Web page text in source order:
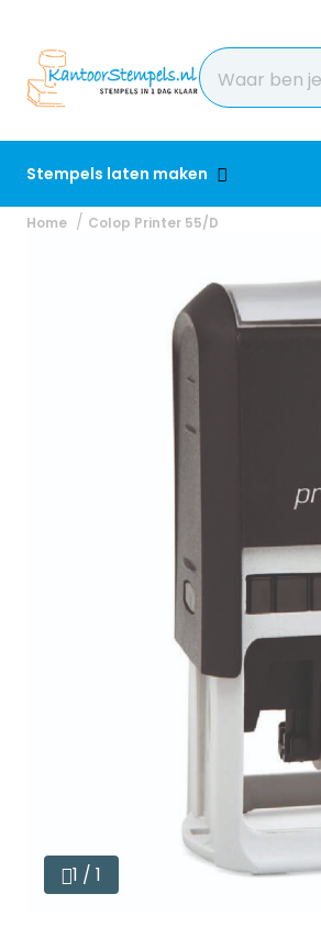
Stempels laten maken
Home Colop Printer 55/D
1 / 1